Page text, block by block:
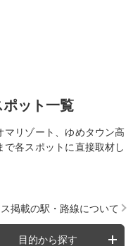
ット一覧
リゾート、ゆめタウン高
各スポットに直接取材し
掲載の駅・路線について
目的から探す